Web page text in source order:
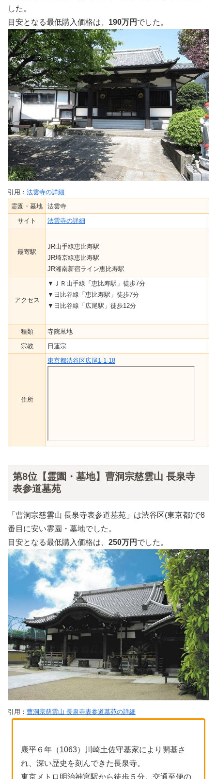
した。
目安となる最低購入価格は、 190万円 でした。
引用： 法雲寺の詳細
霊園・墓地
法雲寺
サイト
法雲寺の詳細
最寄駅
JR山手線恵比寿駅
JR埼京線恵比寿駅
JR湘南新宿ライン恵比寿駅
アクセス
▼ＪＲ山手線「恵比寿駅」徒歩7分
▼日比谷線「恵比寿駅」徒歩7分
▼日比谷線「広尾駅」徒歩12分
種類
寺院墓地
宗教
日蓮宗
住所
東京都渋谷区広尾1-1-18
第8位【霊園・墓地】曹洞宗慈雲山 長泉寺
表参道墓苑
「曹洞宗慈雲山 長泉寺表参道墓苑」は渋谷区(東京都)で8
番目に安い霊園・墓地でした。
目安となる最低購入価格は、 250万円 でした。
引用： 曹洞宗慈雲山 長泉寺表参道墓苑の詳細
康平６年（1063）川崎土佐守基家により開基さ
れ、深い歴史を刻んできた長泉寺。
東京メトロ明治神宮駅から徒歩５分。交通至便の